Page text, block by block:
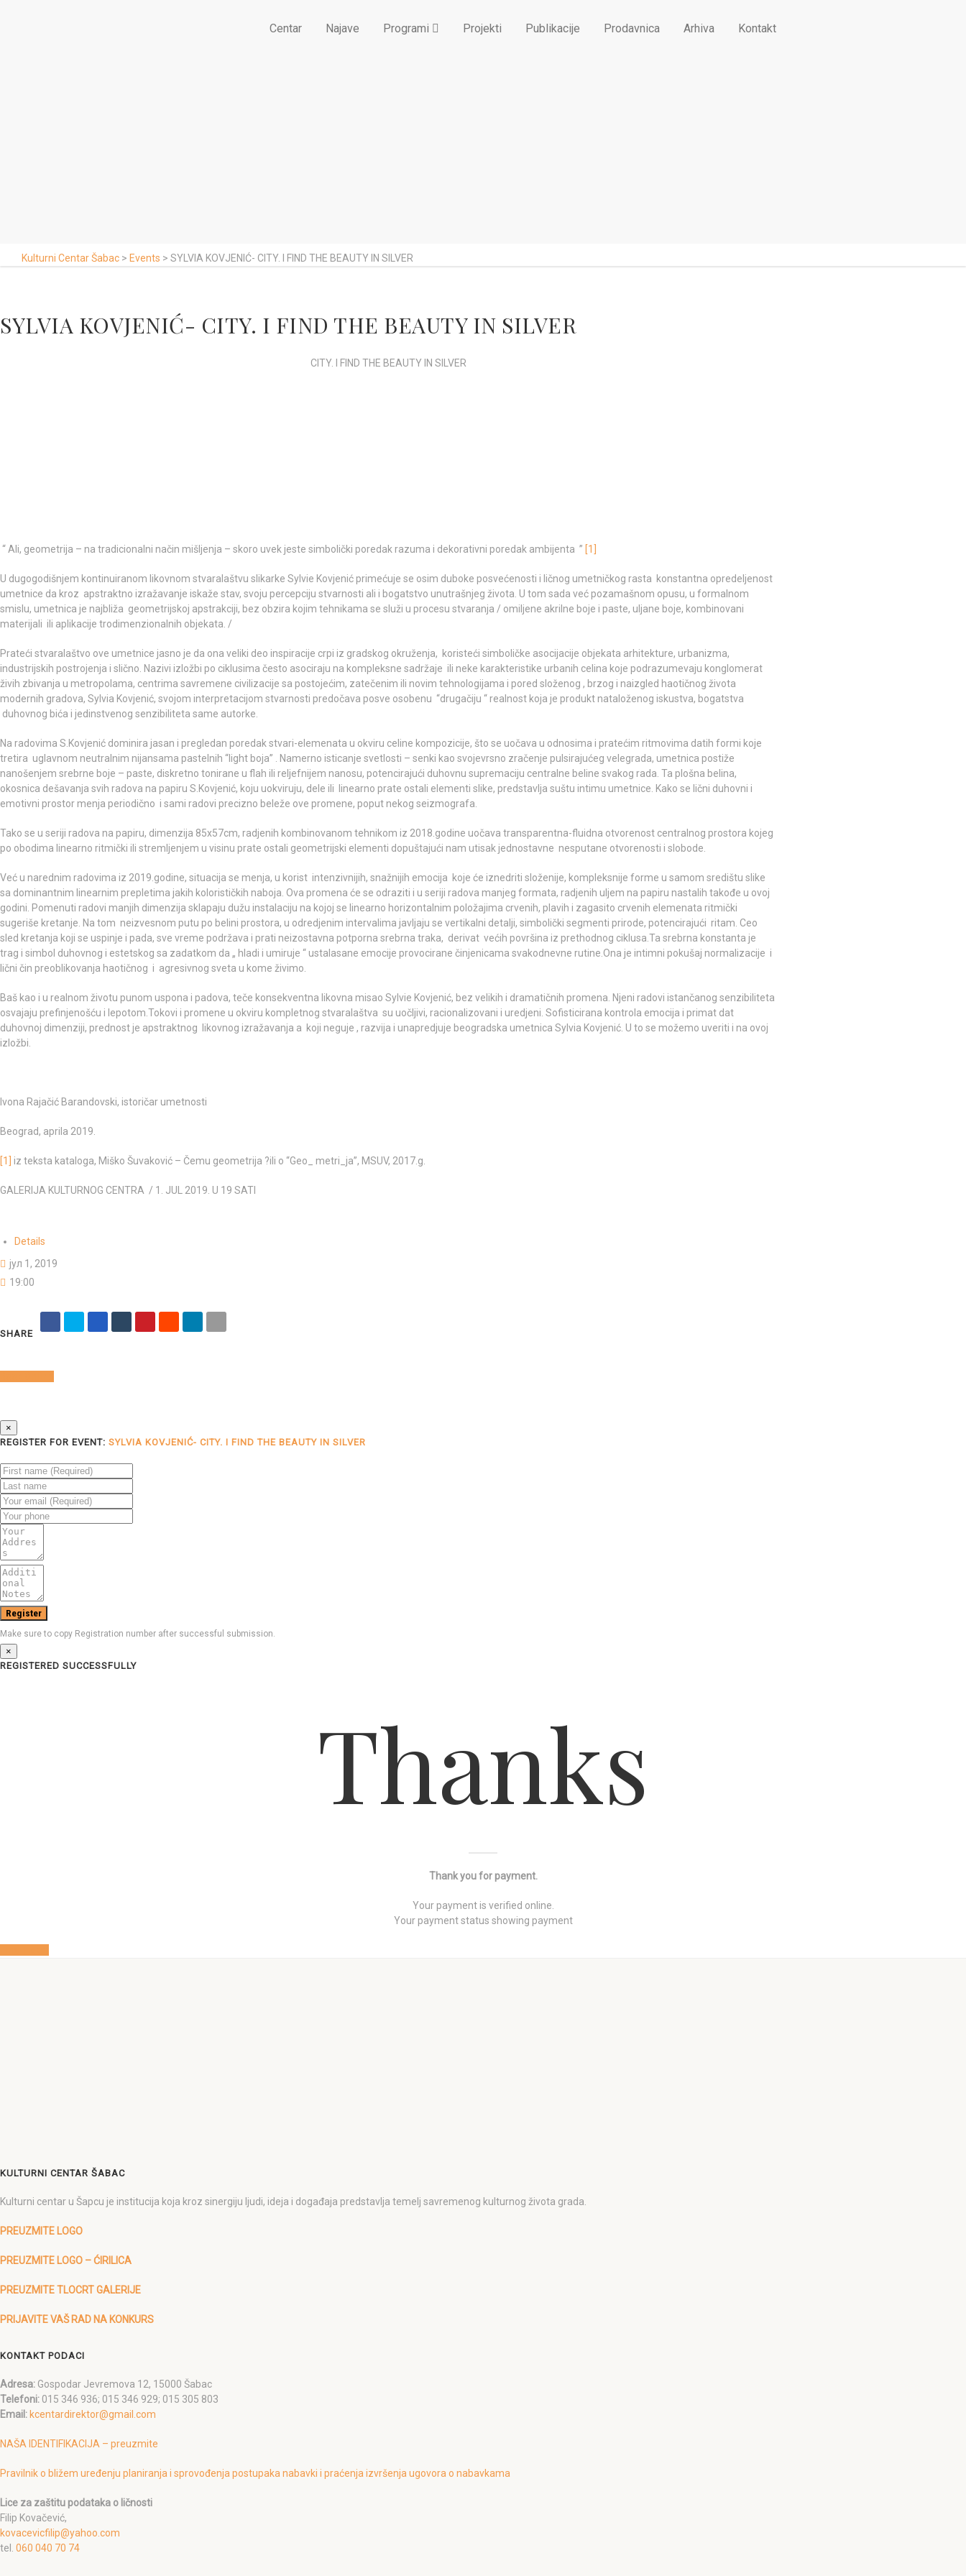
Centar Najave Programi Projekti Publikacije Prodavnica Arhiva Kontakt
Kulturni Centar Šabac > Events > SYLVIA KOVJENIĆ- CITY. I FIND THE BEAUTY IN SILVER
SYLVIA KOVJENIĆ- CITY. I FIND THE BEAUTY IN SILVER
CITY. I FIND THE BEAUTY IN SILVER
“ Ali, geometrija – na tradicionalni način mišljenja – skoro uvek jeste simbolički poredak razuma i dekorativni poredak ambijenta ” [1]
U dugogodišnjem kontinuiranom likovnom stvaralaštvu slikarke Sylvie Kovjenić primećuje se osim duboke posvećenosti i ličnog umetničkog rasta konstantna opredeljenost
umetnice da kroz apstraktno izražavanje iskaže stav, svoju percepciju stvarnosti ali i bogatstvo unutrašnjeg života. U tom sada već pozamašnom opusu, u formalnom
smislu, umetnica je najbliža geometrijskoj apstrakciji, bez obzira kojim tehnikama se služi u procesu stvaranja / omiljene akrilne boje i paste, uljane boje, kombinovani
materijali ili aplikacije trodimenzionalnih objekata. /
Prateći stvaralaštvo ove umetnice jasno je da ona veliki deo inspiracije crpi iz gradskog okruženja, koristeći simboličke asocijacije objekata arhitekture, urbanizma,
industrijskih postrojenja i slično. Nazivi izložbi po ciklusima često asociraju na kompleksne sadržaje ili neke karakteristike urbanih celina koje podrazumevaju konglomerat
živih zbivanja u metropolama, centrima savremene civilizacije sa postojećim, zatečenim ili novim tehnologijama i pored složenog , brzog i naizgled haotičnog života
modernih gradova, Sylvia Kovjenić, svojom interpretacijom stvarnosti predočava posve osobenu “drugačiju “ realnost koja je produkt nataloženog iskustva, bogatstva
duhovnog bića i jedinstvenog senzibiliteta same autorke.
Na radovima S.Kovjenić dominira jasan i pregledan poredak stvari-elemenata u okviru celine kompozicije, što se uočava u odnosima i pratećim ritmovima datih formi koje
tretira uglavnom neutralnim nijansama pastelnih “light boja” . Namerno isticanje svetlosti – senki kao svojevrsno zračenje pulsirajućeg velegrada, umetnica postiže
nanošenjem srebrne boje – paste, diskretno tonirane u flah ili reljefnijem nanosu, potencirajući duhovnu supremaciju centralne beline svakog rada. Ta plošna belina,
okosnica dešavanja svih radova na papiru S.Kovjenić, koju uokviruju, dele ili linearno prate ostali elementi slike, predstavlja suštu intimu umetnice. Kako se lični duhovni i
emotivni prostor menja periodično i sami radovi precizno beleže ove promene, poput nekog seizmografa.
Tako se u seriji radova na papiru, dimenzija 85x57cm, radjenih kombinovanom tehnikom iz 2018.godine uočava transparentna-fluidna otvorenost centralnog prostora kojeg
po obodima linearno ritmički ili stremljenjem u visinu prate ostali geometrijski elementi dopuštajući nam utisak jednostavne nesputane otvorenosti i slobode.
Već u narednim radovima iz 2019.godine, situacija se menja, u korist intenzivnijih, snažnijih emocija koje će iznedriti složenije, kompleksnije forme u samom središtu slike
sa dominantnim linearnim prepletima jakih kolorističkih naboja. Ova promena će se odraziti i u seriji radova manjeg formata, radjenih uljem na papiru nastalih takođe u ovoj
godini. Pomenuti radovi manjih dimenzija sklapaju dužu instalaciju na kojoj se linearno horizontalnim položajima crvenih, plavih i zagasito crvenih elemenata ritmički
sugeriše kretanje. Na tom neizvesnom putu po belini prostora, u odredjenim intervalima javljaju se vertikalni detalji, simbolički segmenti prirode, potencirajući ritam. Ceo
sled kretanja koji se uspinje i pada, sve vreme podržava i prati neizostavna potporna srebrna traka, derivat većih površina iz prethodnog ciklusa.Ta srebrna konstanta je
trag i simbol duhovnog i estetskog sa zadatkom da „ hladi i umiruje “ ustalasane emocije provocirane činjenicama svakodnevne rutine.Ona je intimni pokušaj normalizacije i
lični čin preoblikovanja haotičnog i agresivnog sveta u kome živimo.
Baš kao i u realnom životu punom uspona i padova, teče konsekventna likovna misao Sylvie Kovjenić, bez velikih i dramatičnih promena. Njeni radovi istančanog senzibiliteta
osvajaju prefinjenošću i lepotom.Tokovi i promene u okviru kompletnog stvaralaštva su uočljivi, racionalizovani i uredjeni. Sofisticirana kontrola emocija i primat dat
duhovnoj dimenziji, prednost je apstraktnog likovnog izražavanja a koji neguje , razvija i unapredjuje beogradska umetnica Sylvia Kovjenić. U to se možemo uveriti i na ovoj
izložbi.
Ivona Rajačić Barandovski, istoričar umetnosti
Beograd, aprila 2019.
[1] iz teksta kataloga, Miško Šuvaković – Čemu geometrija ?ili o “Geo_ metri_ja”, MSUV, 2017.g.
GALERIJA KULTURNOG CENTRA / 1. JUL 2019. U 19 SATI
Details
јул 1, 2019
19:00
SHARE
×
REGISTER FOR EVENT: SYLVIA KOVJENIĆ- CITY. I FIND THE BEAUTY IN SILVER
Make sure to copy Registration number after successful submission.
×
REGISTERED SUCCESSFULLY
Thanks
Thank you for payment.
Your payment is verified online.
Your payment status showing payment
KULTURNI CENTAR ŠABAC
Kulturni centar u Šapcu je institucija koja kroz sinergiju ljudi, ideja i događaja predstavlja temelj savremenog kulturnog života grada.
PREUZMITE LOGO
PREUZMITE LOGO – ĆIRILICA
PREUZMITE TLOCRT GALERIJE
PRIJAVITE VAŠ RAD NA KONKURS
KONTAKT PODACI
Adresa: Gospodar Jevremova 12, 15000 Šabac
Telefoni: 015 346 936; 015 346 929; 015 305 803
Email: kcentardirektor@gmail.com
NAŠA IDENTIFIKACIJA – preuzmite
Pravilnik o bližem uređenju planiranja i sprovođenja postupaka nabavki i praćenja izvršenja ugovora o nabavkama
Lice za zaštitu podataka o ličnosti
Filip Kovačević,
kovacevicfilip@yahoo.com
tel. 060 040 70 74